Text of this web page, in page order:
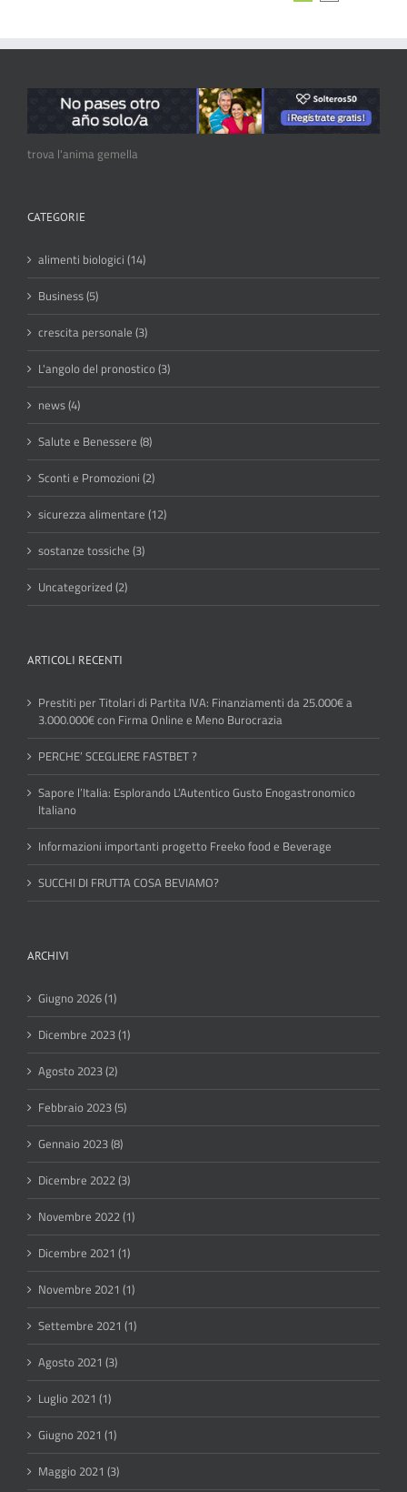
trova l'anima gemella
CATEGORIE
alimenti biologici (14)
Business (5)
crescita personale (3)
L'angolo del pronostico (3)
news (4)
Salute e Benessere (8)
Sconti e Promozioni (2)
sicurezza alimentare (12)
sostanze tossiche (3)
Uncategorized (2)
ARTICOLI RECENTI
Prestiti per Titolari di Partita IVA: Finanziamenti da 25.000€ a
3.000.000€ con Firma Online e Meno Burocrazia
PERCHE’ SCEGLIERE FASTBET ?
Sapore l’Italia: Esplorando L’Autentico Gusto Enogastronomico
Italiano
Informazioni importanti progetto Freeko food e Beverage
SUCCHI DI FRUTTA COSA BEVIAMO?
ARCHIVI
Giugno 2026 (1)
Dicembre 2023 (1)
Agosto 2023 (2)
Febbraio 2023 (5)
Gennaio 2023 (8)
Dicembre 2022 (3)
Novembre 2022 (1)
Dicembre 2021 (1)
Novembre 2021 (1)
Settembre 2021 (1)
Agosto 2021 (3)
Luglio 2021 (1)
Giugno 2021 (1)
Maggio 2021 (3)